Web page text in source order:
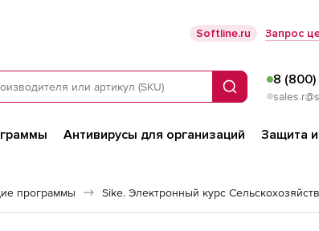
Softline.ru Запрос
Поиск
8
Антивирусы для организаций Защита
программы